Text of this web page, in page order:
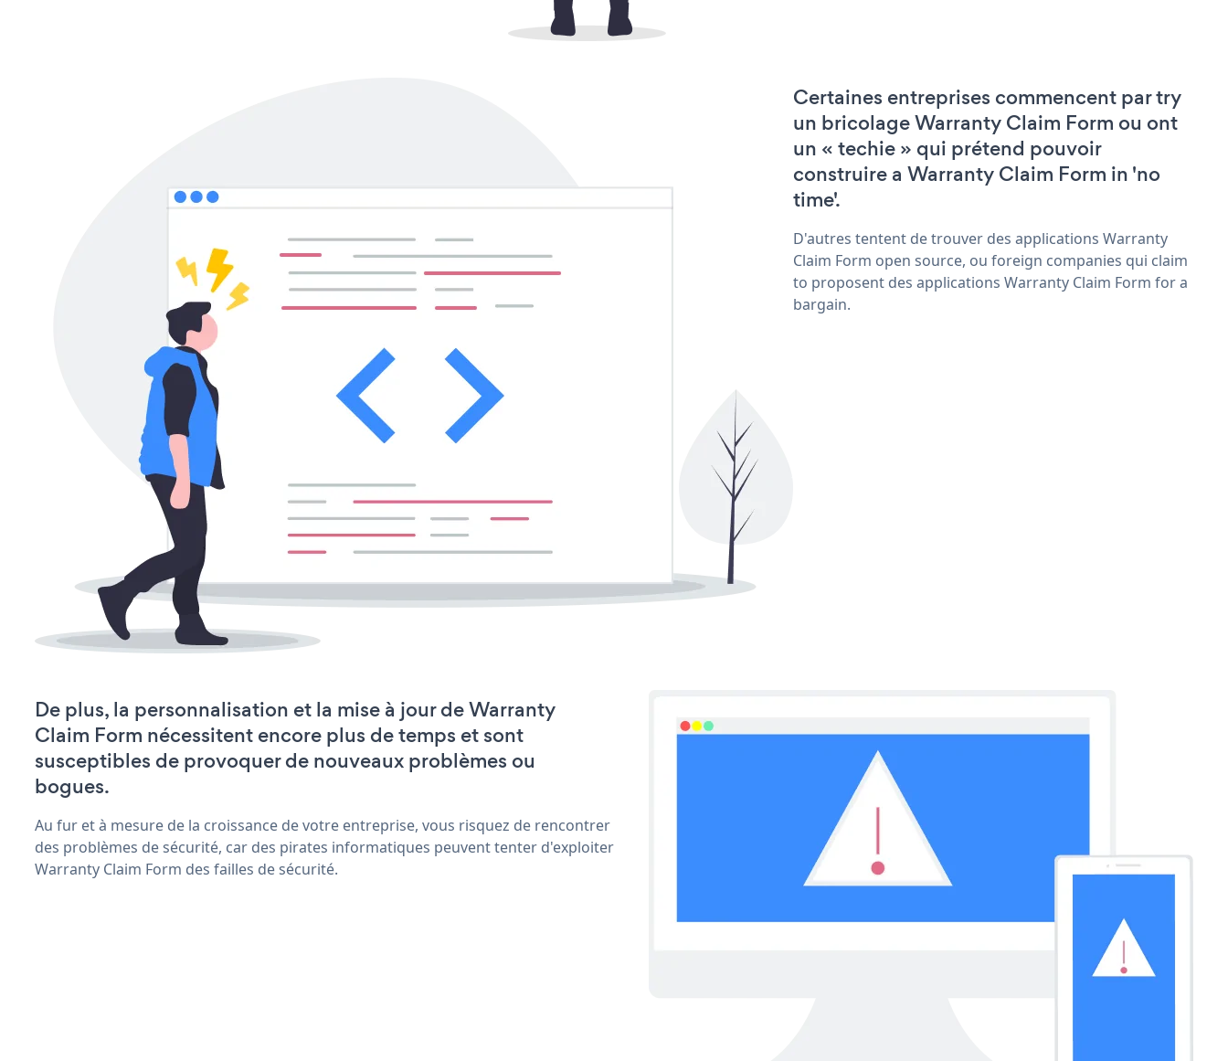
Certaines entreprises commencent par try
un bricolage Warranty Claim Form ou ont
un « techie » qui prétend pouvoir
construire a Warranty Claim Form in 'no
time'.
D'autres tentent de trouver des applications Warranty
Claim Form open source, ou foreign companies qui claim
to proposent des applications Warranty Claim Form for a
bargain.
De plus, la personnalisation et la mise à jour de Warranty
Claim Form nécessitent encore plus de temps et sont
susceptibles de provoquer de nouveaux problèmes ou
bogues.
Au fur et à mesure de la croissance de votre entreprise, vous risquez de rencontrer
des problèmes de sécurité, car des pirates informatiques peuvent tenter d'exploiter
Warranty Claim Form des failles de sécurité.